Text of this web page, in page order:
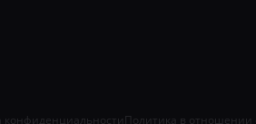
конфиденциальностиПолитика в отношении